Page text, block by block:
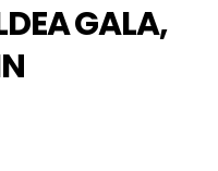
GALA,